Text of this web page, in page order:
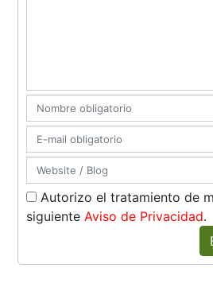
Autorizo el tratamiento de
siguienteAviso de Privacidad.